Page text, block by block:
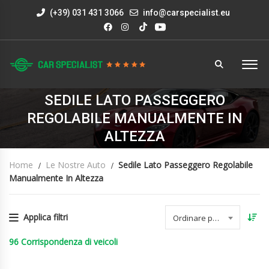
(+39) 031 431 3066 info@carspecialist.eu
SEDILE LATO PASSEGGERO
REGOLABILE MANUALMENTE IN
ALTEZZA
Home Le Nostre Auto
Sedile Lato Passeggero Regolabile
Manualmente In Altezza
Applica filtri Ordinare per data
96 Corrispondenza di veicoli